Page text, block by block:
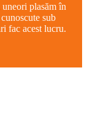
plasăm în
sub
fac acest lucru.